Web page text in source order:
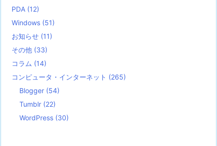
PDA (12)
Windows (51)
お知らせ (11)
その他 (33)
コラム (14)
コンピュータ・インターネット (265)
Blogger (54)
Tumblr (22)
WordPress (30)